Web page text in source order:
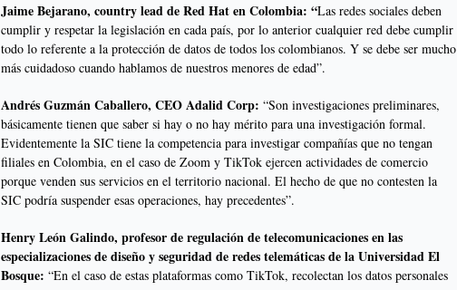
Jaime Bejarano, country lead de Red Hat en Colombia: “Las redes sociales deben
cumplir y respetar la legislación en cada país, por lo anterior cualquier red debe cumplir
todo lo referente a la protección de datos de todos los colombianos. Y se debe ser mucho
más cuidadoso cuando hablamos de nuestros menores de edad”.
Andrés Guzmán Caballero, CEO Adalid Corp:“Son investigaciones preliminares,
básicamente tienen que saber si hay o no hay mérito para una investigación formal.
Evidentemente la SIC tiene la competencia para investigar compañías que no tengan
filiales en Colombia, en el caso de Zoom y TikTok ejercen actividades de comercio
porque venden sus servicios en el territorio nacional. El hecho de que no contesten la
SIC podría suspender esas operaciones, hay precedentes”.
Henry León Galindo, profesor de regulación de telecomunicaciones en las
especializaciones de diseño y seguridad de redes telemáticas de la Universidad El
Bosque: “En el caso de estas plataformas como TikTok, recolectan los datos personales